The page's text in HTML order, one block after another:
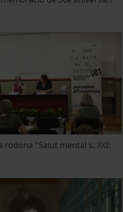
rodona "Salut mental s. XXI: